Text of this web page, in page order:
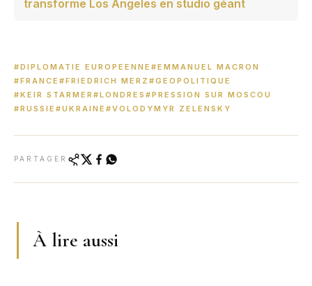
transforme Los Angeles en studio géant
#DIPLOMATIE EUROPEENNE #EMMANUEL MACRON
#FRANCE #FRIEDRICH MERZ #GEOPOLITIQUE
#KEIR STARMER#LONDRES #PRESSION SUR MOSCOU
#RUSSIE #UKRAINE #VOLODYMYR ZELENSKY
PARTAGER
À lire aussi